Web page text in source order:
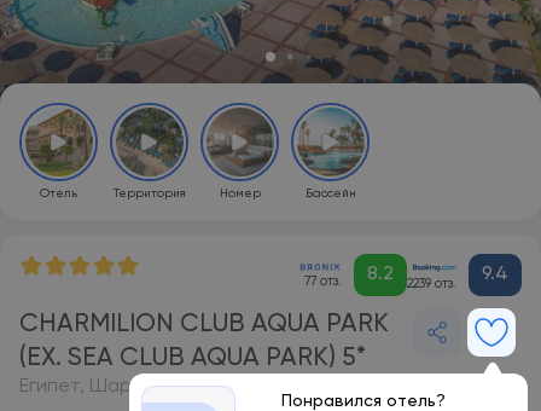
Отель Территория Номер Бассейн
77 отз. 8.2 2239 отз. 9.4
CHARMILION CLUB AQUA PARK
(EX. SEA CLUB AQUA PARK) 5*
Понравился отель?
Египет, Шарм-эль-Шейх